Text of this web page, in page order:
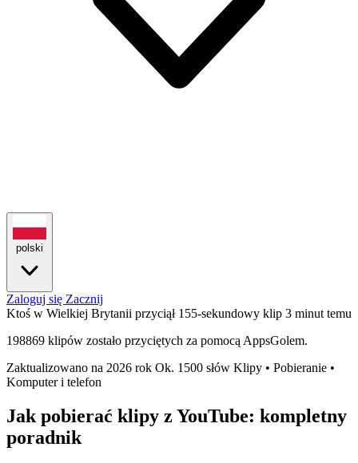
polski
Zaloguj się Zacznij
Ktoś w Wielkiej Brytanii przyciął 155-sekundowy klip 3 minut temu
198869 klipów zostało przyciętych za pomocą AppsGolem.
Zaktualizowano na 2026 rok Ok. 1500 słów Klipy • Pobieranie •
Komputer i telefon
Jak pobierać klipy z YouTube: kompletny
poradnik